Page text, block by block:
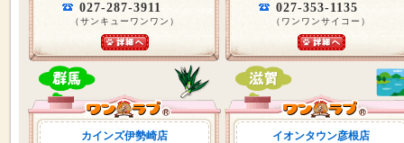
027-287-3911
（サンキューワンワン）
027-353-1135
（ワンワンサイコー）
カインズ伊勢崎店 イオンタウン彦根店